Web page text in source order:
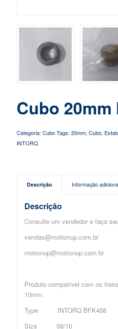
Cubo 20mm
Categoria: Cubo Tags: 20mm,Cubo,
INTORQ
Descrição Informação
Descrição
Consulte um vendedor e faça
vendas@motionup.com.br
motionup@motionup.com.br
Produto compatível com os
10mm.
Type INTORQ BFK458
Size 08/10